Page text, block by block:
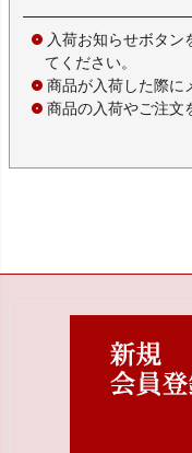
入荷お知らせボタン
てください。
商品が入荷した際に
商品の入荷やご注文